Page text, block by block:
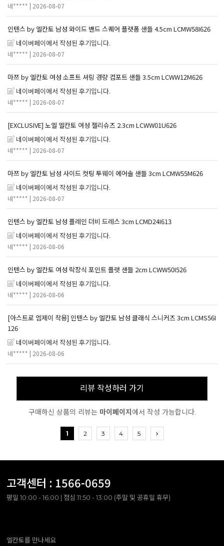
네***** | 2026-08-07
인텐스 by 엘칸토 남성 와이드 밴드 스퀘어 플랫폼 샌들 4.5cm LCMW58I626
네이버페이에서 작성된 후기입니다.
네***** | 2026-08-07
마쯔 by 엘칸토 여성 소프트 셔링 경량 컴포트 샌들 3.5cm LCWW12M626
네이버페이에서 작성된 후기입니다.
네***** | 2026-08-07
[EXCLUSIVE] 노엘 엘칸토 여성 젤리슈즈 2.3cm LCWW01U626
네이버페이에서 작성된 후기입니다.
네***** | 2026-08-07
마쯔 by 엘칸토 남성 사이드 컷팅 투웨이 에어솔 샌들 3cm LCMW55M626
네이버페이에서 작성된 후기입니다.
네***** | 2026-08-07
인텐스 by 엘칸토 남성 플레인 더비 드레스 3cm LCMD24I613
네이버페이에서 작성된 후기입니다.
네***** | 2026-08-06
인텐스 by 엘칸토 여성 락장식 포인트 플랫 샌들 2cm LCWW50I526
네이버페이에서 작성된 후기입니다.
네***** | 2026-08-06
[아스트로 엠제이 착용] 인텐스 by 엘칸토 남성 클래식 스니커즈 3cm LCMS56I
126
네이버페이에서 작성된 후기입니다.
네***** | 2026-08-06
리뷰 작성하러 가기
구매하신 상품의 리뷰는 마이페이지 에서 작성 가능합니다.
1 2 3 4 5
고객센터 : 1566-0659
평일 10:00 - 16:00 | 점심 11:50 - 13:00 (주말 및 공휴일 휴무)
엘칸토를 만나세요